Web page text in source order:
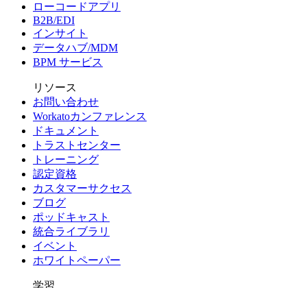
ローコードアプリ
B2B/EDI
インサイト
データハブ/MDM
BPM サービス
リソース
お問い合わせ
Workatoカンファレンス
ドキュメント
トラストセンター
トレーニング
認定資格
カスタマーサクセス
ブログ
ポッドキャスト
統合ライブラリ
イベント
ホワイトペーパー